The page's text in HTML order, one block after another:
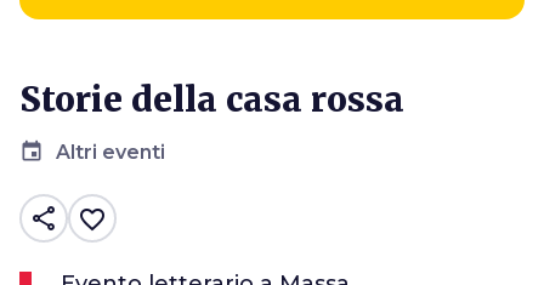
Storie della casa rossa
event Altri eventi
share favorite_border